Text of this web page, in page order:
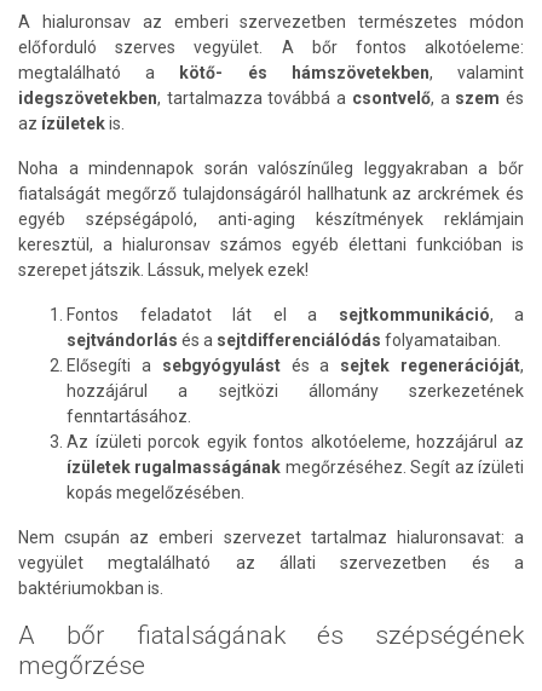
A hialuronsav az emberi szervezetben természetes módon
előforduló szerves vegyület. A bőr fontos alkotóeleme:
megtalálható a
kötő- és hámszövetekben, valamint
idegszövetekben, tartalmazza továbbá a csontvelő, a szemés
az ízületekis.
Noha a mindennapok során valószínűleg leggyakraban a bőr
fiatalságát megőrző tulajdonságáról hallhatunk az arckrémek és
egyéb szépségápoló, anti-aging készítmények reklámjain
keresztül, a hialuronsav számos egyéb élettani funkcióban is
szerepet játszik. Lássuk, melyek ezek!
Fontos feladatot lát el a sejtkommunikáció, a
sejtvándorlás és a sejtdifferenciálódás folyamataiban.
Elősegíti a sebgyógyulást és a sejtek regenerációját,
hozzájárul a sejtközi állomány szerkezetének
fenntartásához.
Az ízületi porcok egyik fontos alkotóeleme, hozzájárul az
ízületek rugalmasságának megőrzéséhez. Segít az ízületi
kopás megelőzésében.
Nem csupán az emberi szervezet tartalmaz hialuronsavat: a
vegyület megtalálható az állati szervezetben és a
baktériumokban is.
A bőr fiatalságának és szépségének
megőrzése